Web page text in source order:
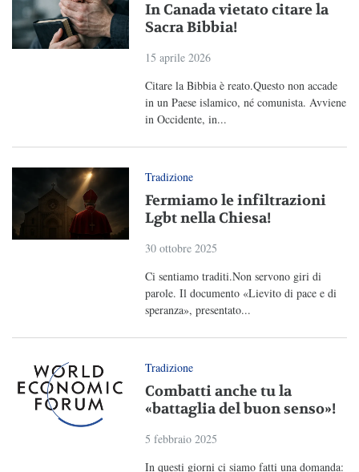
In Canada vietato citare la
Sacra Bibbia!
15 aprile 2026
Citare la Bibbia è reato.Questo non accade
in un Paese islamico, né comunista. Avviene
in Occidente, in...
Tradizione
Fermiamo le infiltrazioni
Lgbt nella Chiesa!
30 ottobre 2025
Ci sentiamo traditi.Non servono giri di
parole. Il documento «Lievito di pace e di
speranza», presentato...
Tradizione
Combatti anche tu la
«battaglia del buon senso»!
5 febbraio 2025
In questi giorni ci siamo fatti una domanda: